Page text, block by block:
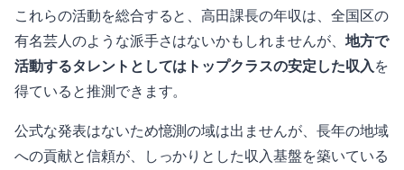
これらの活動を総合すると、高田課長の年収は、全国区の
有名芸人のような派手さはないかもしれませんが、 地方で
活動するタレントとしてはトップクラスの安定した収入 を
得ていると推測できます。
公式な発表はないため憶測の域は出ませんが、長年の地域
への貢献と信頼が、しっかりとした収入基盤を築いている